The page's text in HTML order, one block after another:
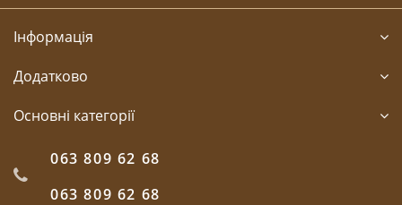
Інформація
Додатково
Основні категорії
063 809 62 68
063 809 62 68